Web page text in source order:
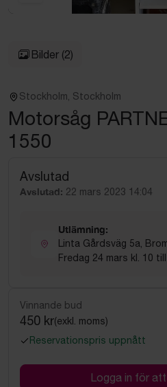
Bilder (2)
Stockholm, Stockholm
Motorsåg
1550
Avslutad
Avslutad: 22 mars 2023 14:04
Utlämning:
Linta Gårdsväg 5a,
Fredag 24 mars kl. 10
Vinnande bud
450 kr(exkl. moms)
Reservationspris uppnått
Logga in för